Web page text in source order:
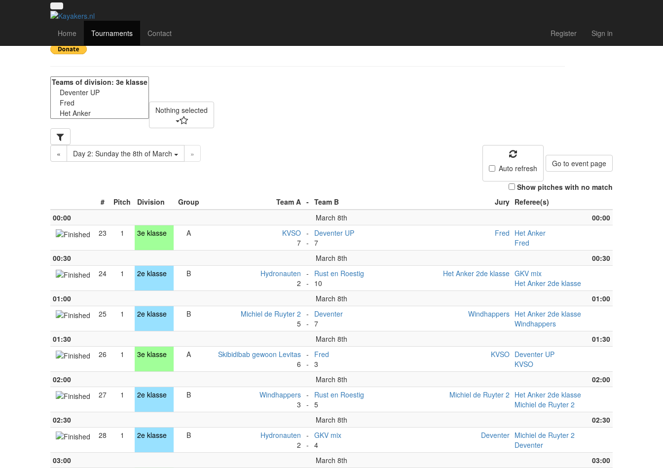
Home Tournaments Contact Register Sign in
De 24uur van Stadskanaal - Match list
Nothing selected
« Day 2: Sunday the 8th of March
»
Auto refresh
Go to event page
Show pitches with no match
#
Pitch Division Group Team A - Team B Jury Referee(s)
00:00
March 8th
00:00
23
1 3e klasse A
KVSO
7
-
-
Deventer UP
7
Fred Het Anker
Fred
00:30
March 8th
00:30
24
1 2e klasse B
Hydronauten
2
-
-
Rust en Roestig
10
Het Anker 2de klasse GKV mix
Het Anker 2de klasse
01:00
March 8th
01:00
25
1 2e klasse B
Michiel de Ruyter 2
5
-
-
Deventer
7
Windhappers Het Anker 2de klasse
Windhappers
01:30
March 8th
01:30
26
1 3e klasse A
Skibidibab gewoon Levitas
6
-
-
Fred
3
KVSO Deventer UP
KVSO
02:00
March 8th
02:00
27
1 2e klasse B
Windhappers
3
-
-
Rust en Roestig
5
Michiel de Ruyter 2 Het Anker 2de klasse
Michiel de Ruyter 2
02:30
March 8th
02:30
28
1 2e klasse B
Hydronauten
2
-
-
GKV mix
4
Deventer Michiel de Ruyter 2
Deventer
03:00
March 8th
03:00